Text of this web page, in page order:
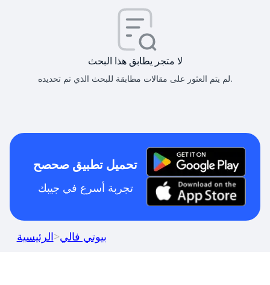
لا متجر يطابق هذا البحث
لم يتم العثور على مقالات مطابقة للبحث الذي تم تحديده.
تحميل تطبيق صحصح
تجربة أسرع في جيبك
الرئيسية>بيوتي فالي